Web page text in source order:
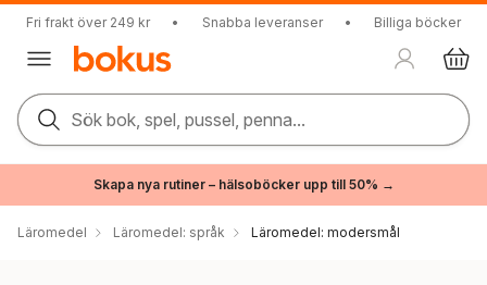
Fri frakt över 249 kr • Snabba leveranser • Billiga böcker
Sök bok, spel, pussel, penna...
Skapa nya rutiner – hälsoböcker upp till 50% →
Läromedel Läromedel: språk Läromedel: modersmål